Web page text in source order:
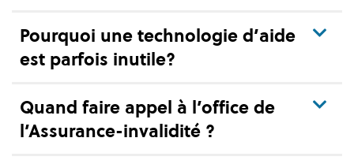
Pourquoi une technologie d’aide
est parfois inutile?
Quand faire appel à l’office de
l’Assurance-invalidité ?